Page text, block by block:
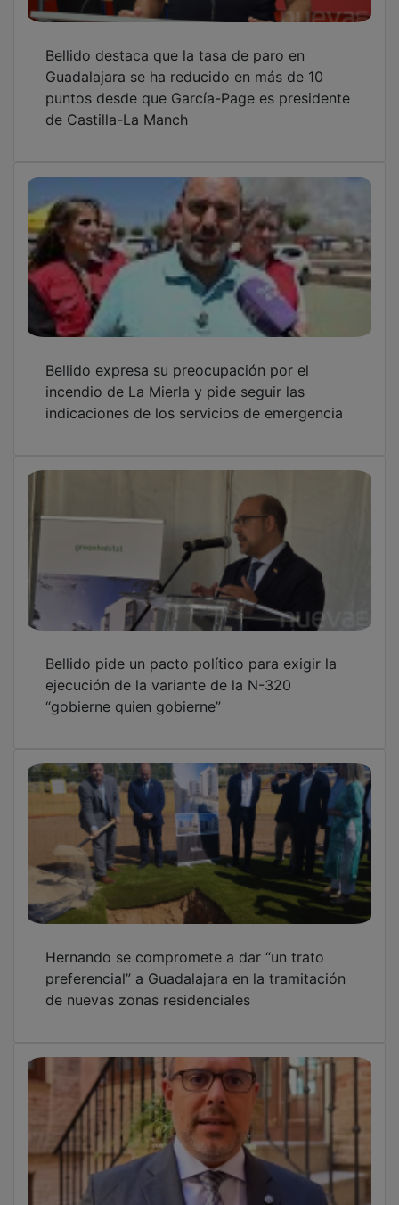
Guadalajara se ha reducido en más de 10
puntos desde que García-Page es presidente
de Castilla-La Manch
incendio de La Mierla y pide seguir las
indicaciones de los servicios de emergencia
ejecución de la variante de la N-320
“gobierne quien gobierne”
preferencial” a Guadalajara en la tramitación
de nuevas zonas residenciales